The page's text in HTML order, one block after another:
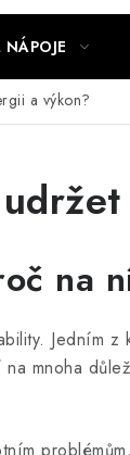
a výkon?
na
Jedním z
mnoha